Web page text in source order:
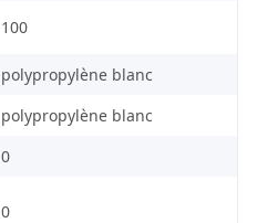
100
polypropylène blanc
polypropylène blanc
0
0